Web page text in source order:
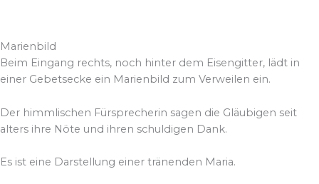
Marienbild
Beim Eingang rechts, noch hinter dem Eisengitter, lädt in
einer Gebetsecke ein Marienbild zum Verweilen ein.
Der himmlischen Fürsprecherin sagen die Gläubigen seit
alters ihre Nöte und ihren schuldigen Dank.
Es ist eine Darstellung einer tränenden Maria.